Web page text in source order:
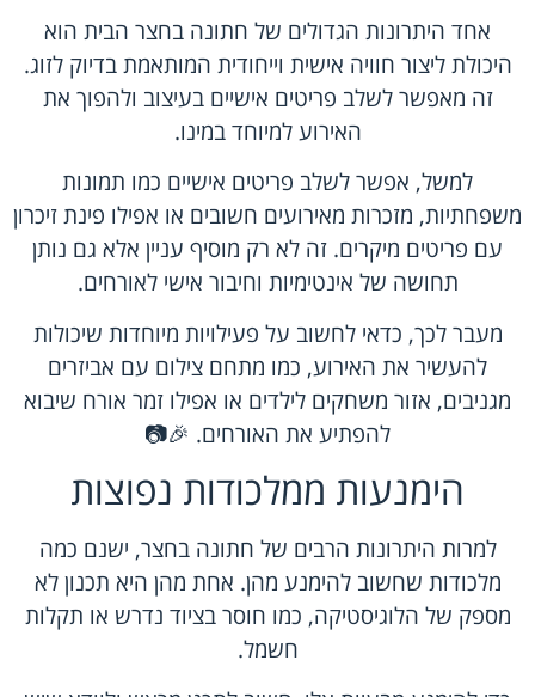
אחד היתרונות הגדולים של חתונה בחצר הבית הוא
היכולת ליצור חוויה אישית וייחודית המותאמת בדיוק לזוג.
זה מאפשר לשלב פריטים אישיים בעיצוב ולהפוך את
האירוע למיוחד במינו.
למשל, אפשר לשלב פריטים אישיים כמו תמונות
משפחתיות, מזכרות מאירועים חשובים או אפילו פינת זיכרון
עם פריטים מיקרים. זה לא רק מוסיף עניין אלא גם נותן
תחושה של אינטימיות וחיבור אישי לאורחים.
מעבר לכך, כדאי לחשוב על פעילויות מיוחדות שיכולות
להעשיר את האירוע, כמו מתחם צילום עם אביזרים
מגניבים, אזור משחקים לילדים או אפילו זמר אורח שיבוא
להפתיע את האורחים. 🎉📷
הימנעות ממלכודות נפוצות
למרות היתרונות הרבים של חתונה בחצר, ישנם כמה
מלכודות שחשוב להימנע מהן. אחת מהן היא תכנון לא
מספק של הלוגיסטיקה, כמו חוסר בציוד נדרש או תקלות
חשמל.